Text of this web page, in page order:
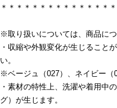
＊＊＊＊＊＊＊＊＊＊＊＊＊＊
※取り扱いについては、商品に
・収縮や外観変化が生じること
い。
※ベージュ（027）、ネイビー（
・素材の特性上、洗濯や着用中
グ）が生じます。